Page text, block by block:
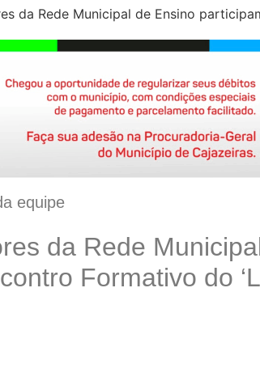
equipe
da Rede
Formativo do